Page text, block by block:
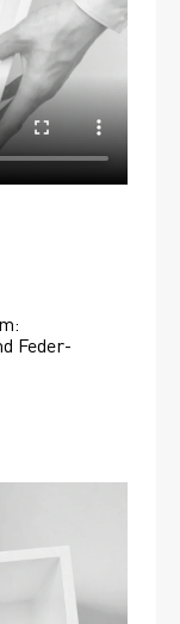
Feder-